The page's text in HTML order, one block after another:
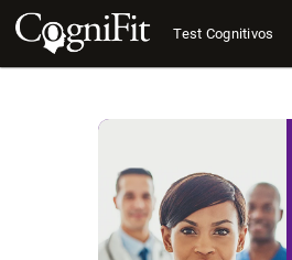
Test Cognitivos